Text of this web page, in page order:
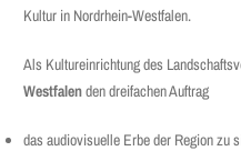
Kultur in Nordrhein-Westfalen.
Als Kultureinrichtung des
Westfalenden dreifachen Auftrag
das audiovisuelle Erbe der Region zu